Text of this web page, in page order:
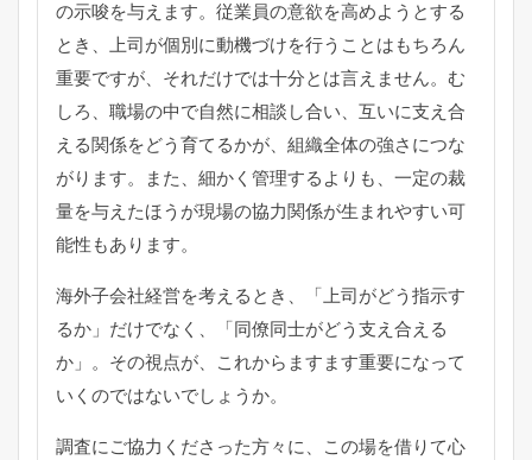
の示唆を与えます。従業員の意欲を高めようとする
とき、上司が個別に動機づけを行うことはもちろん
重要ですが、それだけでは十分とは言えません。む
しろ、職場の中で自然に相談し合い、互いに支え合
える関係をどう育てるかが、組織全体の強さにつな
がります。また、細かく管理するよりも、一定の裁
量を与えたほうが現場の協力関係が生まれやすい可
能性もあります。
海外子会社経営を考えるとき、「上司がどう指示す
るか」だけでなく、「同僚同士がどう支え合える
か」。その視点が、これからますます重要になって
いくのではないでしょうか。
調査にご協力くださった方々に、この場を借りて心